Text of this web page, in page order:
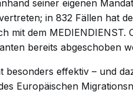
seiner eigenen
in 832 Fällen hat
mit dem MEDIENDIENST.
bereits abgeschoben
besonders effektiv – und
Europäischen